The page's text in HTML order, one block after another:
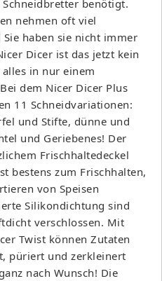
Schneidbretter benötigt.
nehmen oft viel
haben sie nicht immer
Dicer ist das jetzt kein
in nur einem
dem Nicer Dicer Plus
11 Schneidvariationen:
und Stifte, dünne und
und Geriebenes! Der
Frischhaltedeckel
bestens zum Frischhalten,
von Speisen
Silikondichtung sind
verschlossen. Mit
Twist können Zutaten
püriert und zerkleinert
nach Wunsch! Die